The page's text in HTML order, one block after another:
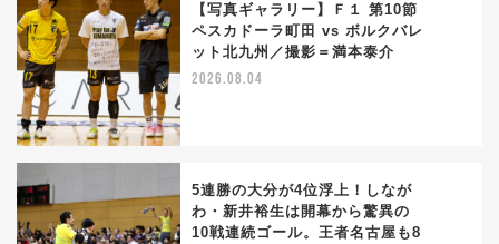
【写真ギャラリー】Ｆ１ 第10節
ペスカドーラ町田 vs ボルクバレ
ット北九州／撮影＝満本泰介
2026.08.04
5連勝の大分が4位浮上！しなが
わ・新井裕生は開幕から驚異の
10戦連続ゴール。王者名古屋も8